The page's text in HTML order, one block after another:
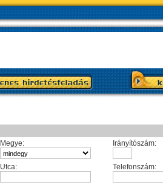
Megye: Irányítószám:
Utca: Telefonszám: